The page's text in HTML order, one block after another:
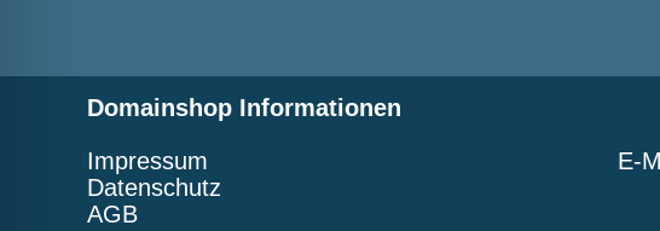
Domainshop Informationen
Impressum
Datenschutz
AGB
E-